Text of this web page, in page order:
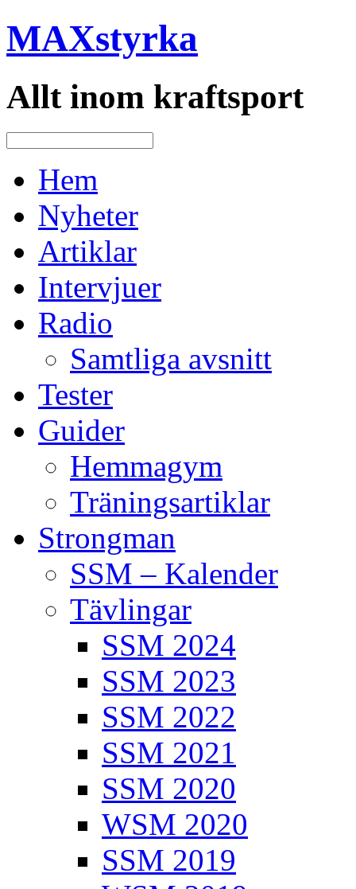
MAXstyrka
Allt inom kraftsport
Hem
Nyheter
Artiklar
Intervjuer
Radio
Samtliga avsnitt
Tester
Guider
Hemmagym
Träningsartiklar
Strongman
SSM – Kalender
Tävlingar
SSM 2024
SSM 2023
SSM 2022
SSM 2021
SSM 2020
WSM 2020
SSM 2019